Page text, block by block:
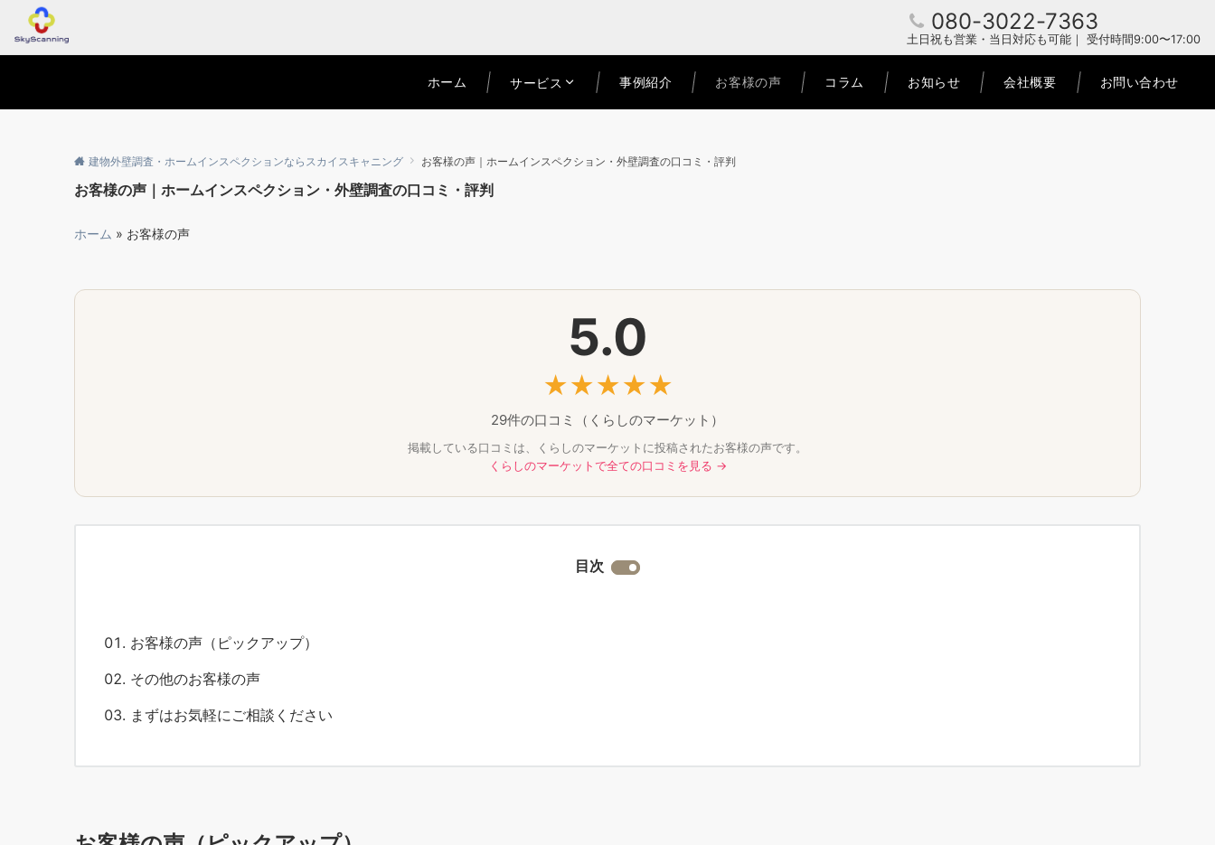
080-3022-7363
土日祝も営業・当日対応も可能｜ 受付時間9:00〜17:00
ホーム サービス 事例紹介 お客様の声 コラム お知らせ 会社概要 お問い合わせ
建物外壁調査・ホームインスペクションならスカイスキャニング お客様の声｜ホームインスペクション・外壁調査の口コミ・評判
お客様の声｜ホームインスペクション・外壁調査の口コミ・評判
ホーム » お客様の声
5.0
★★★★★
29件の口コミ（くらしのマーケット）
掲載している口コミは、くらしのマーケットに投稿されたお客様の声です。
くらしのマーケットで全ての口コミを見る →
目次
お客様の声（ピックアップ）
その他のお客様の声
まずはお気軽にご相談ください